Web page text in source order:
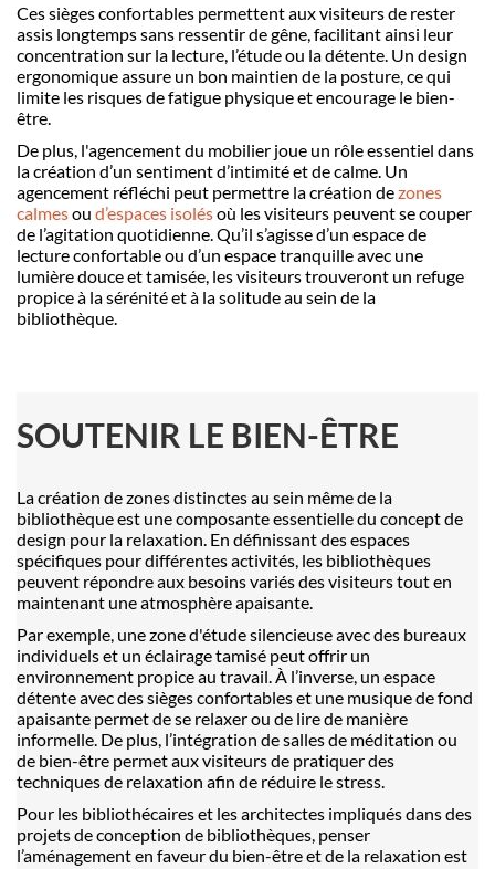
Ces sièges confortables permettent aux visiteurs de rester
assis longtemps sans ressentir de gêne, facilitant ainsi leur
concentration sur la lecture, l’étude ou la détente. Un design
ergonomique assure un bon maintien de la posture, ce qui
limite les risques de fatigue physique et encourage le bien-
être.
De plus, l'agencement du mobilier joue un rôle essentiel dans
la création d’un sentiment d’intimité et de calme. Un
agencement réfléchi peut permettre la création dezones
calmesou d’espaces isolésoù les visiteurs peuvent se couper
de l’agitation quotidienne. Qu’il s’agisse d’un espace de
lecture confortable ou d’un espace tranquille avec une
lumière douce et tamisée, les visiteurs trouveront un refuge
propice à la sérénité et à la solitude au sein de la
bibliothèque.
SOUTENIR LE BIEN-ÊTRE
La création de zones distinctes au sein même de la
bibliothèque est une composante essentielle du concept de
design pour la relaxation. En définissant des espaces
spécifiques pour différentes activités, les bibliothèques
peuvent répondre aux besoins variés des visiteurs tout en
maintenant une atmosphère apaisante.
Par exemple, une zone d'étude silencieuse avec des bureaux
individuels et un éclairage tamisé peut offrir un
environnement propice au travail. À l’inverse, un espace
détente avec des sièges confortables et une musique de fond
apaisante permet de se relaxer ou de lire de manière
informelle. De plus, l’intégration de salles de méditation ou
de bien-être permet aux visiteurs de pratiquer des
techniques de relaxation afin de réduire le stress.
Pour les bibliothécaires et les architectes impliqués dans des
projets de conception de bibliothèques, penser
l’aménagement en faveur du bien-être et de la relaxation est